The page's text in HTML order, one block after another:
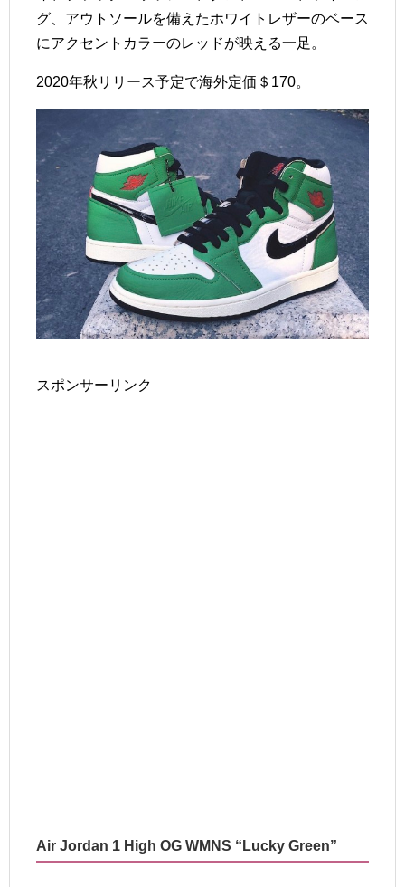
グ、アウトソールを備えたホワイトレザーのベース
にアクセントカラーのレッドが映える一足。
2020年秋リリース予定で海外定価＄170。
スポンサーリンク
Air Jordan 1 High OG WMNS “Lucky Green”